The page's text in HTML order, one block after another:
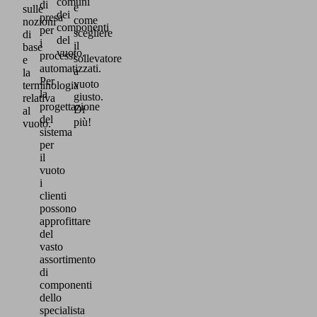
sulle
nozioni
di
base
e
la
terminologia
relativa
al
vuoto.
di
presa
per
i
processi
automatizzati.
Per
la
progettazione
del
sistema
per
il
vuoto
i
clienti
possono
approfittare
del
vasto
assortimento
di
componenti
dello
specialista
dei
componenti
del
vuoto.
e
come
scegliere
il
sollevatore
a
vuoto
giusto.
Di
più!